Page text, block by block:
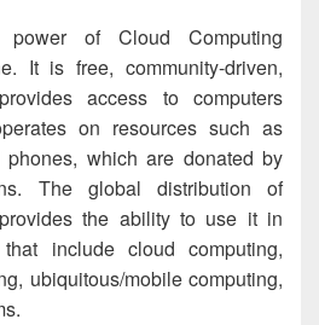
of Cloud Computing
It is free, community-driven,
access to computers
on resources such as
phones, which are donated by
The global distribution of
the ability to use it in
include cloud computing,
ubiquitous/mobile computing,